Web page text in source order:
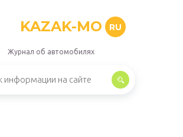
KAZAK-MO RU
Журнал об автомобилях